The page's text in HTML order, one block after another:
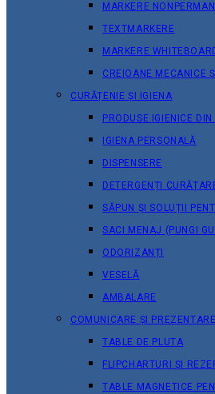
MARKERE
TEXTMARKERE
MARKERE
CREIOANE MECANICE
CURĂȚENIE ȘI IGIENA
PRODUSE IGIENICE
IGIENA PERSONALĂ
DISPENSERE
DETERGENȚI
SĂPUN ȘI SOLUȚII
SACI MENAJ (PUNGI
ODORIZANȚI
VESELĂ
AMBALARE
COMUNICARE ȘI PREZENTARE
TABLE DE PLUTA
FLIPCHARTURI ȘI
TABLE MAGNETICE